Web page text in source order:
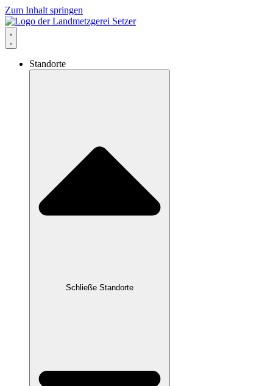
Zum Inhalt springen
Standorte
Schließe Standorte